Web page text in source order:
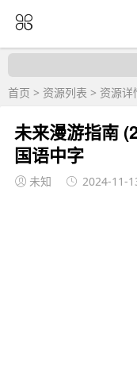
首页 > 资源列表 > 资源详
未来漫游指南
国语中字
未知 2024-11-